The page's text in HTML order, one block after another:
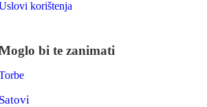
korištenja
bi te zanimati